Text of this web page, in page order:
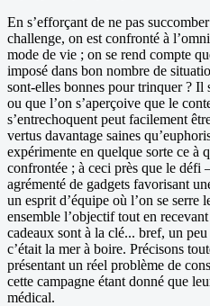
En s’efforçant de ne pas
challenge, on est confronté à
mode de vie ; on se rend compte
imposé dans bon nombre de
sont-elles bonnes pour trinquer ? Il
ou que l’on s’aperçoive que le
s’entrechoquent peut facilement
vertus davantage saines
expérimente en quelque sorte ce à
confrontée ; à ceci près que le défi
agrémenté de gadgets favorisant
un esprit d’équipe où l’on se serre
ensemble l’objectif tout en
cadeaux sont à la clé... bref, un
c’était la mer à boire. Précisons
présentant un réel problème de
cette campagne étant donné que
médical.